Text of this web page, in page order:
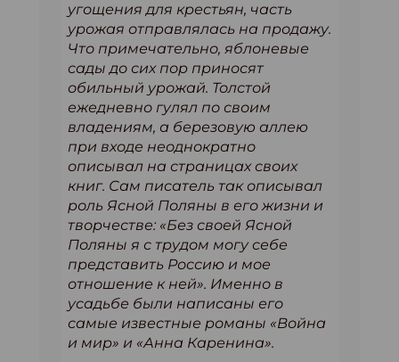
угощения для крестьян, часть
урожая отправлялась на продажу.
Что примечательно, яблоневые
сады до сих пор приносят
обильный урожай. Толстой
ежедневно гулял по своим
владениям, а березовую аллею
при входе неоднократно
описывал на страницах своих
книг. Сам писатель так описывал
роль Ясной Поляны в его жизни и
творчестве: «Без своей Ясной
Поляны я с трудом могу себе
представить Россию и мое
отношение к ней». Именно в
усадьбе были написаны его
самые известные романы «Война
и мир» и «Анна Каренина».